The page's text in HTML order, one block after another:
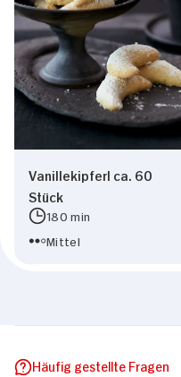
Vanillekipferl ca. 60
Stück
180 min
Mittel
Häufig gestellte Fragen